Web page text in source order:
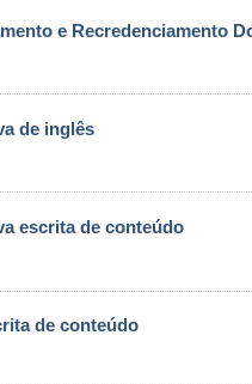
e Recredenciamento
de inglês
escrita de conteúdo
de conteúdo